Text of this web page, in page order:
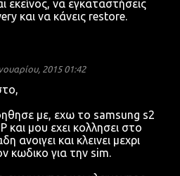
εκείνος, να εγκαταστήσεις
και να κάνεις restore.
2015 01:42
με, εχω το samsung s2
και μου εχει κολλησει στο
ανοιγει και κλεινει μεχρι
κωδικο για την sim.